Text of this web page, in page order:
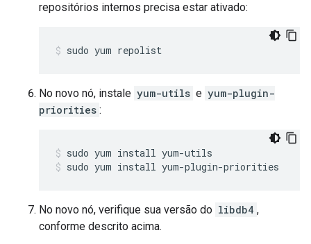
repositórios internos precisa estar ativado:
sudo yum repolist
No novo nó, instale yum-utils e yum-plugin-
priorities :
sudo yum install yum-plugin-priorities
No novo nó, verifique sua versão do libdb4 ,
conforme descrito acima.